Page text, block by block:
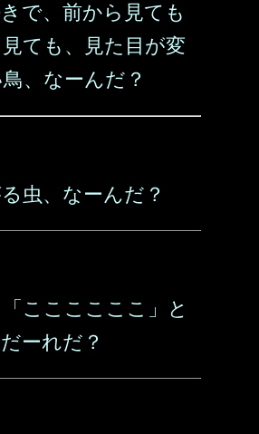
で、前から見ても
ても、見た目が変
、なーんだ？
虫、なーんだ？
ここここここ」と
ーれだ？